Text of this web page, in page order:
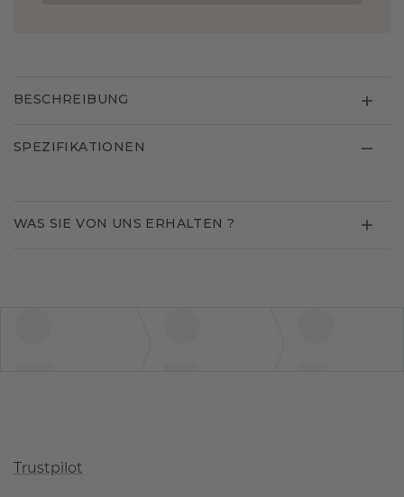
BESCHREIBUNG
SPEZIFIKATIONEN
WAS SIE VON UNS ERHALTEN ?
Trustpilot